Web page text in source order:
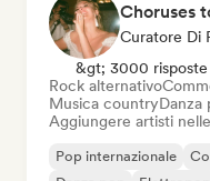
Choruses
Curatore Di
&gt; 3000 risposte
Rock alternativo
Musica countryDanza
Aggiungere artisti
Pop internazionale